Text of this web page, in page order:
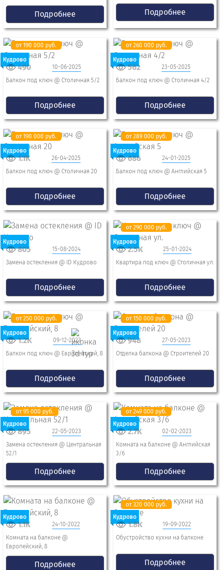
Подробнее Подробнее
Кудрово
от 190 000 руб.
10-06-2025
490
Балкон под ключ @ Столичная 5/2
Подробнее
Кудрово
от 260 000 руб.
23-05-2025
562
Балкон под ключ @ Столичная 4/2
Подробнее
Кудрово
от 190 000 руб.
26-04-2025
1.1K
Балкон под ключ @ Столичная 20
Подробнее
Кудрово
от 289 000 руб.
24-01-2025
686
Балкон под ключ @ Английская 5
Подробнее
Кудрово
15-08-2024
805
Замена остекления @ ID Кудрово
Подробнее
Кудрово
от 290 000 руб.
25-01-2024
2.5K
Квартира под ключ @ Столичная ул.
Подробнее
Кудрово
от 250 000 руб.
09-12-2023
1.2K
Балкон под ключ @ Европейский, 8
Подробнее
Кудрово
от 150 000 руб.
27-05-2023
948
Отделка балкона @ Строителей 20
Подробнее
Кудрово
от 95 000 руб.
22-05-2023
895
Замена остекления @ Центральная
52/1
Подробнее
Кудрово
от 249 000 руб.
02-02-2023
2.7K
Комната на балконе @ Английская
3/6
Подробнее
Кудрово
24-10-2022
1.1K
Комната на балконе @
Европейский, 8
Подробнее
Кудрово
от 320 000 руб.
19-09-2022
1.8K
Обустройство кухни на балконе
Подробнее